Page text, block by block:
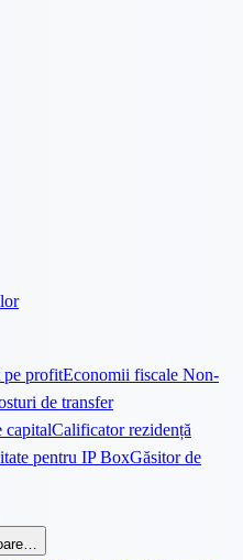
profitEconomii fiscale Non-
de transfer
capitalCalificator rezidență
pentru IP BoxGăsitor de